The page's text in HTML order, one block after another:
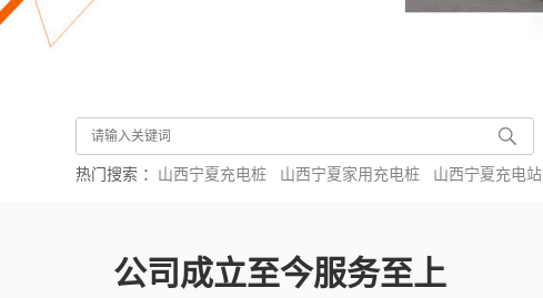
热门搜索 ： 山西宁夏充电桩 山西宁夏家用充电桩 山西宁夏充电站
公司成立至今服务至上